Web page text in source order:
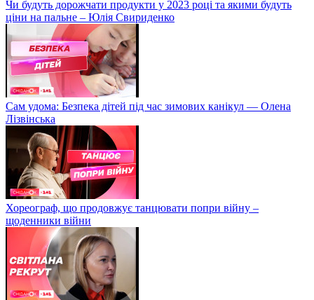
Чи будуть дорожчати продукти у 2023 році та якими будуть
ціни на пальне – Юлія Свириденко
Сам удома: Безпека дітей під час зимових канікул — Олена
Лізвінська
Хореограф, що продовжує танцювати попри війну –
щоденники війни